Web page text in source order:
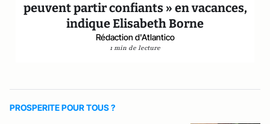
peuvent partir confiants » en vacances,
indique Elisabeth Borne
Rédaction d'Atlantico
1 min de lecture
PROSPERITE POUR TOUS ?